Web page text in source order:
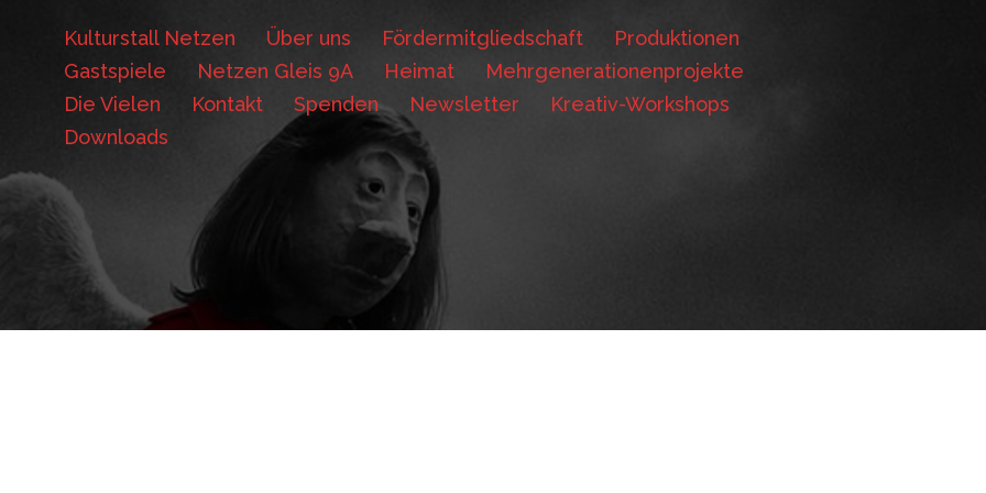
Kulturstall Netzen Über uns Fördermitgliedschaft
Produktionen
Gastspiele
Netzen Gleis 9A Heimat
Mehrgenerationenprojekte
Die Vielen
Kontakt Spenden Newsletter
Kreativ-Workshops
Downloads